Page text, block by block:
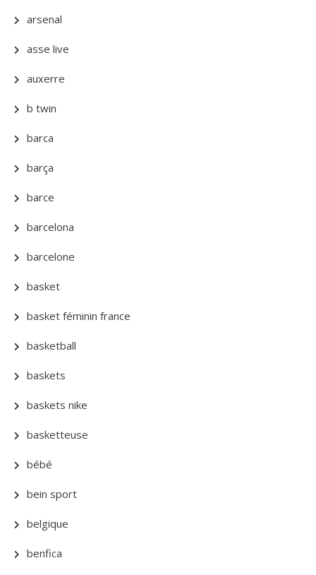
arsenal
asse live
auxerre
b twin
barca
barça
barce
barcelona
barcelone
basket
basket féminin france
basketball
baskets
baskets nike
basketteuse
bébé
bein sport
belgique
benfica